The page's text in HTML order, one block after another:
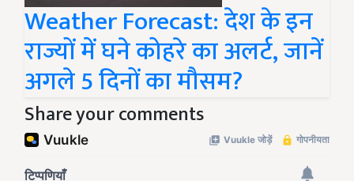
Weather Forecast: देश के इन
राज्यों में घने कोहरे का अलर्ट, जानें
अगले 5 दिनों का मौसम?
Share your comments